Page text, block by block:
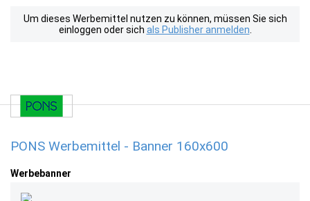
Um dieses Werbemittel nutzen zu können, müssen Sie sich
einloggen oder sich als Publisher anmelden
PONS Werbemittel - Banner 160x600
Werbebanner